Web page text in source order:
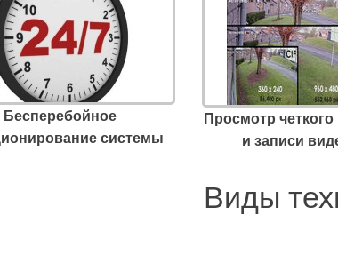
Бесперебойное
системы
Просмотр
и записи
Виды